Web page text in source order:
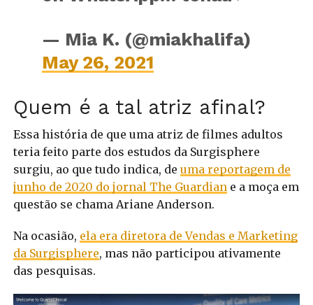
— Mia K. (@miakhalifa)
May 26, 2021
Quem é a tal atriz afinal?
Essa história de que uma atriz de filmes adultos
teria feito parte dos estudos da Surgisphere
surgiu, ao que tudo indica, de uma reportagem de
junho de 2020 do jornal The Guardian e a moça em
questão se chama Ariane Anderson.
Na ocasião, ela era diretora de Vendas e Marketing
da Surgisphere, mas não participou ativamente
das pesquisas.